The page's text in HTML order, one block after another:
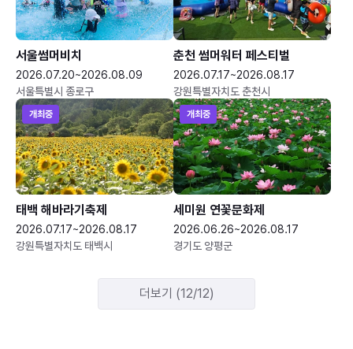
서울썸머비치
2026.07.20~2026.08.09
서울특별시 종로구
춘천 썸머워터 페스티벌
2026.07.17~2026.08.17
강원특별자치도 춘천시
개최중
태백 해바라기축제
2026.07.17~2026.08.17
강원특별자치도 태백시
개최중
세미원 연꽃문화제
2026.06.26~2026.08.17
경기도 양평군
더보기 (12/12)